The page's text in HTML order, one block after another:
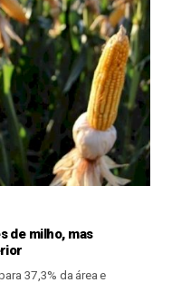
de milho, mas
37,3% da área e